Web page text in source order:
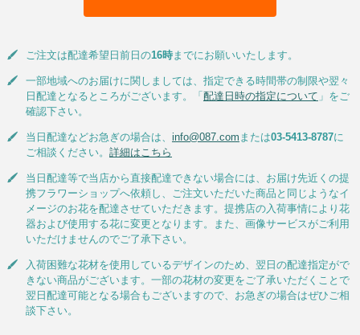
ご注文は配達希望日前日の16時までにお願いいたします。
一部地域へのお届けに関しましては、指定できる時間帯の制限や翌々
日配達となるところがございます。「 配達日時の指定について 」をご
確認下さい。
当日配達などお急ぎの場合は、 info@087.com または03-5413-8787に
ご相談ください。 詳細はこちら
当日配達等で当店から直接配達できない場合には、お届け先近くの提
携フラワーショップへ依頼し、ご注文いただいた商品と同じようなイ
メージのお花を配達させていただきます。提携店の入荷事情により花
器および使用する花に変更となります。また、画像サービスがご利用
いただけませんのでご了承下さい。
入荷困難な花材を使用しているデザインのため、翌日の配達指定がで
きない商品がございます。一部の花材の変更をご了承いただくことで
翌日配達可能となる場合もございますので、お急ぎの場合はぜひご相
談下さい。